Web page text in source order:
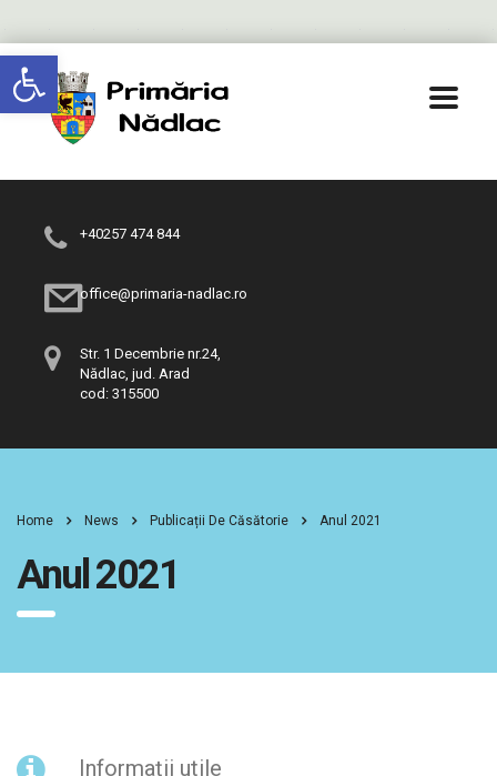
Deschide bara de unelte
+40257 474 844
office@primaria-nadlac.ro
Str. 1 Decembrie nr.24,
Nădlac, jud. Arad
cod: 315500
Home News Publicații De Căsătorie Anul 2021
Anul 2021
Informații utile